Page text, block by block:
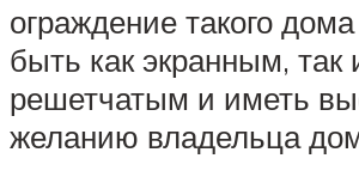
ограждение такого
быть как экранным, так
решетчатым и иметь
желанию владельца